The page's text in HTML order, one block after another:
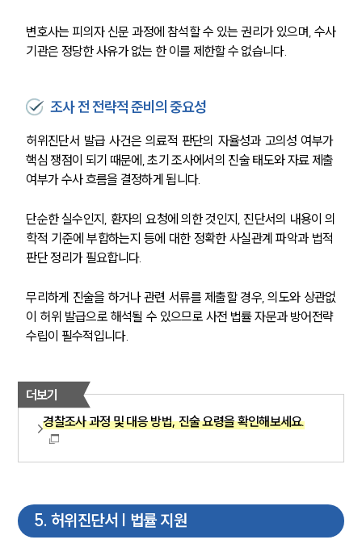
구성원 소개
언론보도
공지사항
법률서식
뉴스레터/브로슈어
세미나
대륜법률상담예약
변호사는 피의자 신문 과정에 참석할 수 있는 권리가 있으며, 수사
기관은 정당한 사유가 없는 한 이를 제한할 수 없습니다.
조사 전 전략적 준비의 중요성
허위진단서 발급 사건은 의료적 판단의 자율성과 고의성 여부가
핵심 쟁점이 되기 때문에, 초기 조사에서의 진술 태도와 자료 제출
여부가 수사 흐름을 결정하게 됩니다.
단순한 실수인지, 환자의 요청에 의한 것인지, 진단서의 내용이 의
학적 기준에 부합하는지 등에 대한 정확한 사실관계 파악과 법적
판단 정리가 필요합니다.
무리하게 진술을 하거나 관련 서류를 제출할 경우, 의도와 상관없
이 허위 발급으로 해석될 수 있으므로 사전 법률 자문과 방어전략
수립이 필수적입니다.
더보기
경찰조사 과정 및 대응 방법, 진술 요령을 확인해보세요.
5. 허위진단서 | 법률 지원